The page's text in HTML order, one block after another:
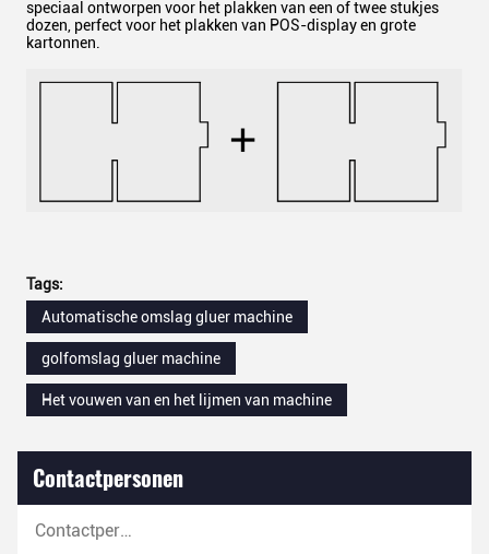
speciaal ontworpen voor het plakken van een of twee stukjes
dozen, perfect voor het plakken van POS-display en grote
kartonnen.
Tags:
Automatische omslag gluer machine
golfomslag gluer machine
Het vouwen van en het lijmen van machine
Contactpersonen
Contactpersonen: